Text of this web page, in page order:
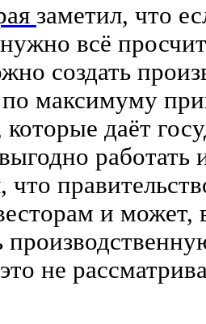
заметил, что
всё
создать
максимуму
даёт
работать
и может,
не